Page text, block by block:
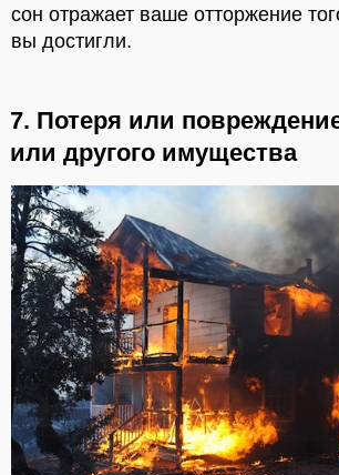
сон отражает ваше отторжение
вы достигли.
7. Потеря или
или другого имущества